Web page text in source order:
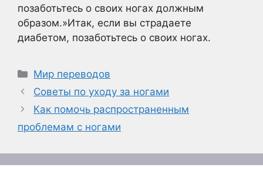
позаботьтесь о своих ногах должным
образом.»Итак, если вы страдаете
диабетом, позаботьтесь о своих ногах.
Рубрики
Мир переводов
Советы по уходу за ногами
Как помочь распространенным
проблемам с ногами